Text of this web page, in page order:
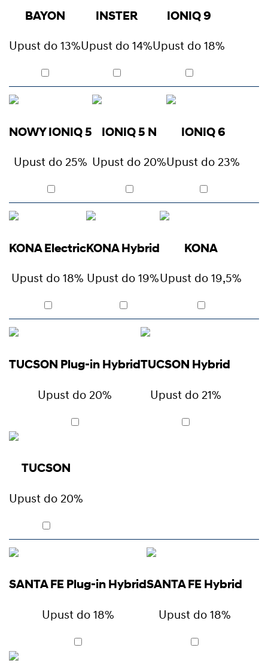
BAYON
Upust do 13%
INSTER
Upust do 14%
IONIQ 9
Upust do 18%
NOWY IONIQ 5
Upust do 25%
IONIQ 5 N
Upust do 20%
IONIQ 6
Upust do 23%
KONA Electric
Upust do 18%
KONA Hybrid
Upust do 19%
KONA
Upust do 19,5%
TUCSON Plug-in Hybrid
Upust do 20%
TUCSON Hybrid
Upust do 21%
TUCSON
Upust do 20%
SANTA FE Plug-in Hybrid
Upust do 18%
SANTA FE Hybrid
Upust do 18%